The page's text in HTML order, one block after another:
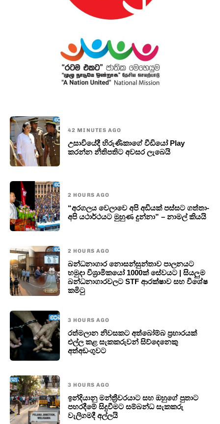
42 MINUTES AGO
උසාවියේදී හිරුණිකාගේ වීඩියෝ Play
කරන්න නීතිපතිට අවසර ලැබෙයි
2 HOURS AGO
“අරගලය වෙලාවෙ අපි අඩියක් පස්සට ගත්තා-
අපි යථාර්ථයට මුහුණ දුන්නා” – නාමල් කියයි
2 HOURS AGO
බන්ධනාගාර නොසන්සුන්තාව පාලනයට
හමුදා විශ්‍රාමිකයෝ 1000ක් සේවයට | සියලුම
බන්ධනාගාරවලට STF ආරක්ෂාව සහ විශේෂ
කමිටු
3 HOURS AGO
රත්මලාන නිවසකට අත්බෝම්බ ප්‍රහාරයක්
එල්ල කළ සැකකරුවන් සිව්දෙනෙකු
අත්අඩංගුවට
3 HOURS AGO
ඉන්දියානු මන්ත්‍රීවරයාට සහ ඔහුගේ පුතාට
පහරදීමේ සිදුවීමට සම්බන්ධ සැකකරු
වැලිගමදී අල්ලයි